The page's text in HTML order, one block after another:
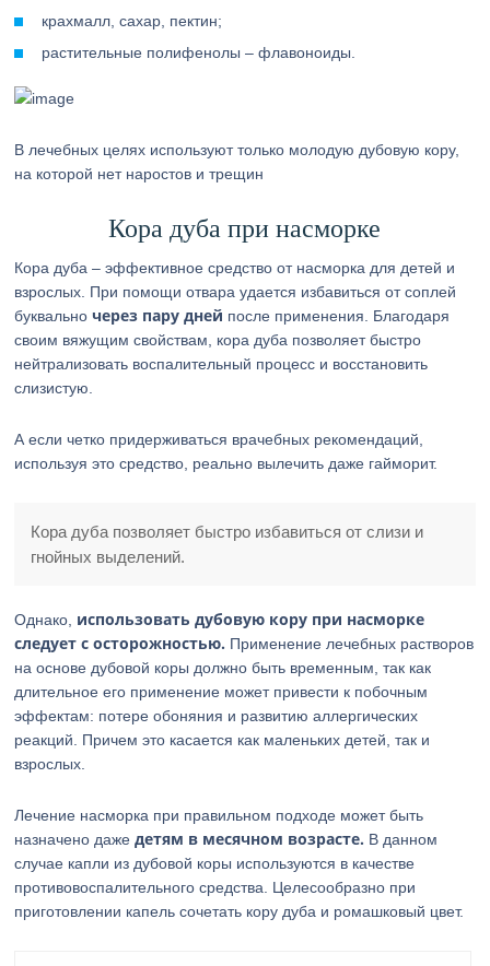
крахмалл, сахар, пектин;
растительные полифенолы – флавоноиды.
В лечебных целях используют только молодую дубовую кору,
на которой нет наростов и трещин
Кора дуба при насморке
Кора дуба – эффективное средство от насморка для детей и
взрослых. При помощи отвара удается избавиться от соплей
буквальночерез пару дней после применения. Благодаря
своим вяжущим свойствам, кора дуба позволяет быстро
нейтрализовать воспалительный процесс и восстановить
слизистую.
А если четко придерживаться врачебных рекомендаций,
используя это средство, реально вылечить даже гайморит.
Кора дуба позволяет быстро избавиться от слизи и
гнойных выделений.
Однако, использовать дубовую кору при насморке
следует с осторожностью. Применение лечебных растворов
на основе дубовой коры должно быть временным, так как
длительное его применение может привести к побочным
эффектам: потере обоняния и развитию аллергических
реакций. Причем это касается как маленьких детей, так и
взрослых.
Лечение насморка при правильном подходе может быть
назначено дажедетям в месячном возрасте. В данном
случае капли из дубовой коры используются в качестве
противовоспалительного средства. Целесообразно при
приготовлении капель сочетать кору дуба и ромашковый цвет.